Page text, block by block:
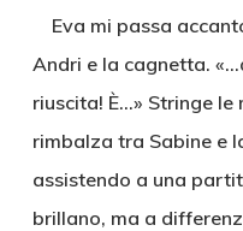
Eva mi passa
Andri e la cagnetta.
riuscita! È…» Stringe
rimbalza tra Sabine e
assistendo a una
brillano, ma a